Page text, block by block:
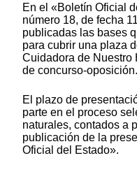
En el «Boletín Oficial
número 18, de fecha
publicadas las bases
para cubrir una plaza
Cuidadora de Nuestro
de concurso-oposición.
El plazo de
parte en el proceso
naturales, contados a
publicación de la
Oficial del Estado».